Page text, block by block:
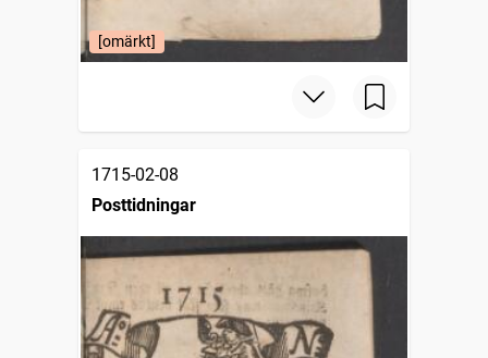
[omärkt]
1715-02-08
Posttidningar